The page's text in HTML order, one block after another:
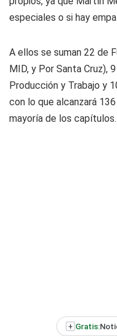
especiales o si hay
A ellos se suman 22 de
MID, y Por Santa Cruz),
Producción y Trabajo y
con lo que alcanzará
mayoría de los capítulos.
+ Gratis: